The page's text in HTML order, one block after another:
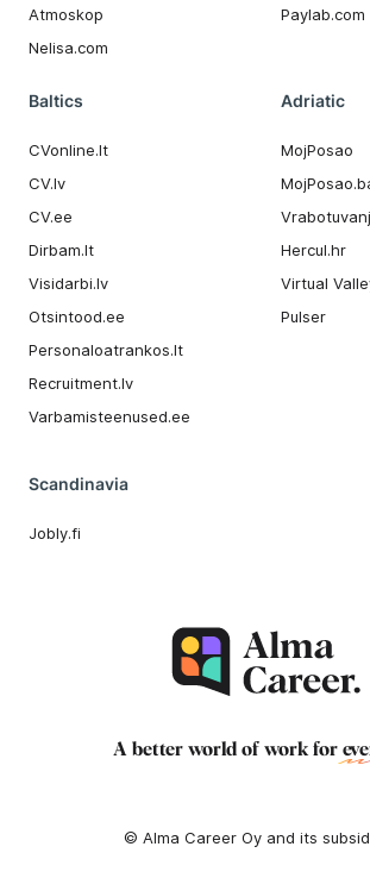
Atmoskop
Nelisa.com
Paylab.com
Baltics
CVonline.lt
CV.lv
CV.ee
Dirbam.It
Visidarbi.lv
Otsintood.ee
Personaloatrankos.lt
Recruitment.lv
Varbamisteenused.ee
Adriatic
MojPosao
Hercul.hr
Virtual
Pulser
Scandinavia
Jobly.fi
A better world of work for
© Alma Career Oy and its